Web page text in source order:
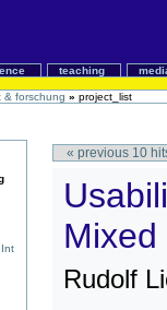
teaching
& forschung » project_list
Int
«previous 10
Mixed
Rudolf